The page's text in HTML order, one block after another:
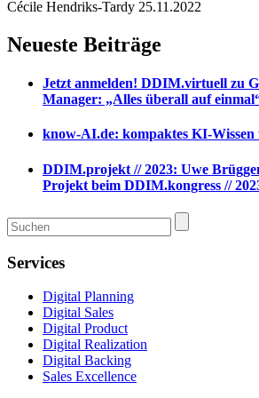
Cécile Hendriks-Tardy 25.11.2022
Neueste Beiträge
Jetzt anmelden! DDIM.virtuell zu
Manager: „Alles überall auf
know-AI.de: kompaktes KI-
DDIM.projekt // 2023: Uwe
Projekt beim DDIM.kongress //
Services
Digital Planning
Digital Sales
Digital Product
Digital Realization
Digital Backing
Sales Excellence